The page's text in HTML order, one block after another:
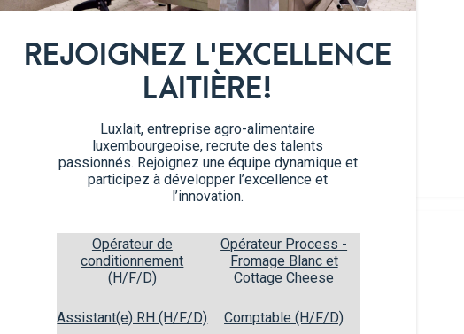
REJOIGNEZ L'EXCELLENCE
LAITIÈRE!
Luxlait, entreprise agro-alimentaire
luxembourgeoise, recrute des talents
passionnés. Rejoignez une équipe dynamique et
participez à développer l’excellence et
l’innovation.
Opérateur de
conditionnement
(H/F/D)
Opérateur Process -
Fromage Blanc et
Cottage Cheese
Assistant(e) RH (H/F/D) Comptable (H/F/D)
Café Latte Cappuccino
25cl
2,5% M.G.